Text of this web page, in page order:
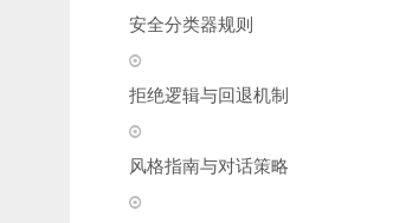
安全分类器规则
拒绝逻辑与回退机制
风格指南与对话策略